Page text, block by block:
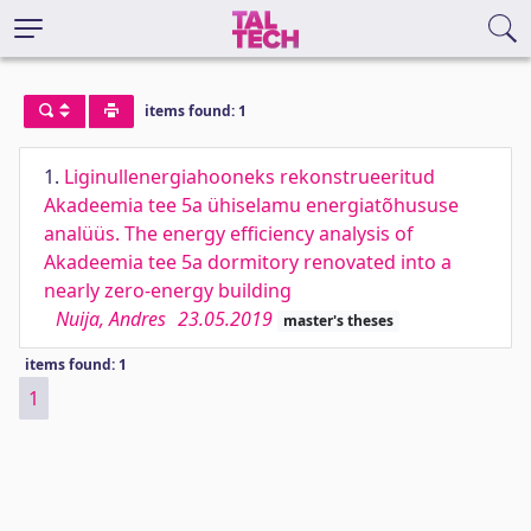
items found: 1
1. Liginullenergiahooneks rekonstrueeritud
Akadeemia tee 5a ühiselamu energiatõhususe
analüüs. The energy efficiency analysis of
Akadeemia tee 5a dormitory renovated into a
nearly zero-energy building
Nuija, Andres 23.05.2019 master's theses
items found: 1
1